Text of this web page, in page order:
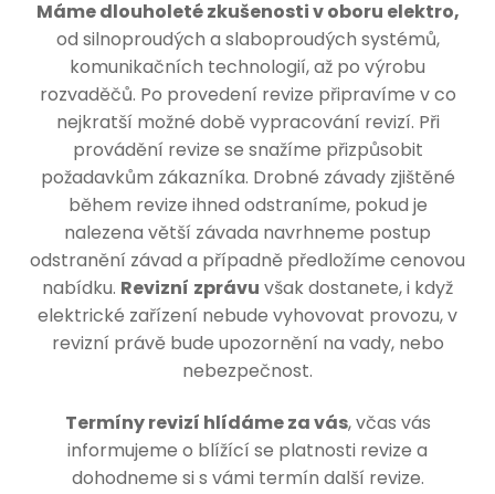
Máme dlouholeté zkušenosti v oboru elektro,
od silnoproudých a slaboproudých systémů,
komunikačních technologií, až po výrobu
rozvaděčů. Po provedení revize připravíme v co
nejkratší možné době vypracování revizí. Při
provádění revize se snažíme přizpůsobit
požadavkům zákazníka. Drobné závady zjištěné
během revize ihned odstraníme, pokud je
nalezena větší závada navrhneme postup
odstranění závad a případně předložíme cenovou
nabídku. Revizní zprávu však dostanete, i když
elektrické zařízení nebude vyhovovat provozu, v
revizní právě bude upozornění na vady, nebo
nebezpečnost.
Termíny revizí hlídáme za vás, včas vás
informujeme o blížící se platnosti revize a
dohodneme si s vámi termín další revize.